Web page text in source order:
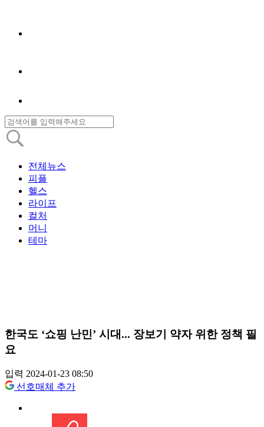
전체뉴스
피플
헬스
라이프
컬처
머니
테마
한국도 ‘쇼핑 난민’ 시대... 장보기 약자 위한 정책 필
요
입력 2024-01-23 08:50
선호매체 추가